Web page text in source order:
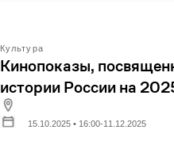
Культура
Кинопоказы,
истории России на
15.10.2025 • 16:00-11.12.2025